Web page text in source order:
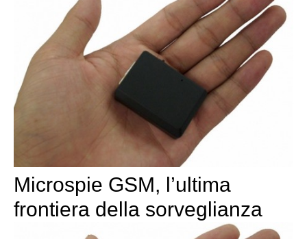
Microspie GSM, l’ultima
frontiera della sorveglianza